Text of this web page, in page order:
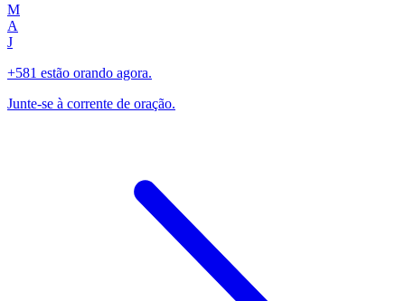
M
A
J
+581 estão orando agora.
Junte-se à corrente de oração.